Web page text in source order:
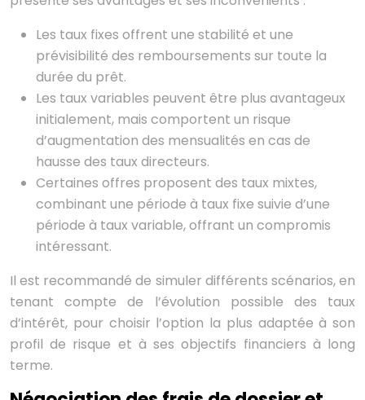
Les taux fixes offrent une stabilité et une
prévisibilité des remboursements sur toute la
durée du prêt.
Les taux variables peuvent être plus avantageux
initialement, mais comportent un risque
d’augmentation des mensualités en cas de
hausse des taux directeurs.
Certaines offres proposent des taux mixtes,
combinant une période à taux fixe suivie d’une
période à taux variable, offrant un compromis
intéressant.
Il est recommandé de simuler différents scénarios, en
tenant compte de l’évolution possible des taux
d’intérêt, pour choisir l’option la plus adaptée à son
profil de risque et à ses objectifs financiers à long
terme.